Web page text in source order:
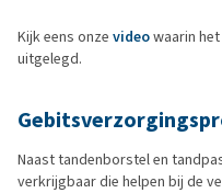
Kijk eens onze videowaarin
uitgelegd.
Naast tandenborstel en
verkrijgbaar die helpen bij de